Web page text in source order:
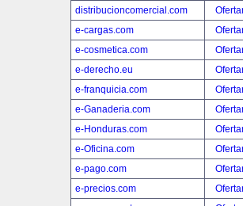
distribucioncomercial.com
e-cargas.com
e-cosmetica.com
e-derecho.eu
e-franquicia.com
e-Ganaderia.com
e-Honduras.com
e-Oficina.com
e-pago.com
e-precios.com